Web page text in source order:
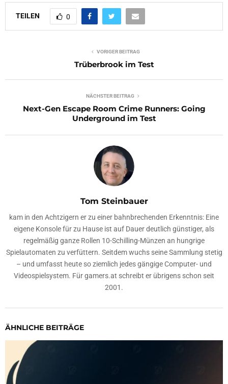
TEILEN 0
VORIGER BEITRAG
Trüberbrook im Test
NÄCHSTER BEITRAG
Next-Gen Escape Room Crime Runners: Going
Underground im Test
Tom Steinbauer
kam in den Achtzigern er zu einer bahnbrechenden Erkenntnis: Eine
eigene Konsole für zu Hause ist auf Dauer deutlich günstiger, als
regelmäßig ganze Rollen 10-Schilling-Münzen an hungrige
Spielautomaten zu verfüttern. Seitdem wuchs seine Sammlung stetig
– und umfasst heute so ziemlich jedes gängige Computer- und
Videospielsystem. Für gamers.at schreibt er übrigens schon seit
2001.
ÄHNLICHE BEITRÄGE